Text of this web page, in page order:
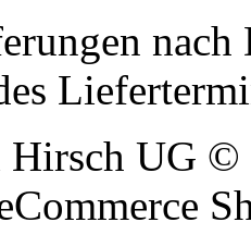
nach
UG ©